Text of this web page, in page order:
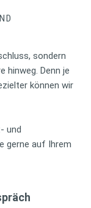
sondern
hinweg. Denn je
können wir
und
gerne auf Ihrem